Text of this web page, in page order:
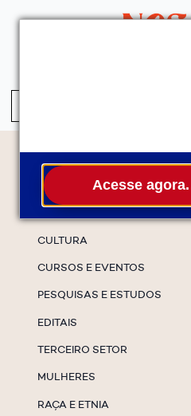
Acesse
Temas
CULTURA
CURSOS E EVENTOS
PESQUISAS E ESTUDOS
EDITAIS
TERCEIRO SETOR
MULHERES
RAÇA E ETNIA